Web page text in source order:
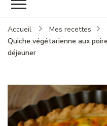
Accueil Mes recettes
Quiche végétarienne aux
déjeuner